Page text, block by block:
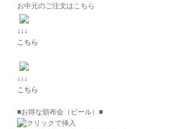
お中元のご注文はこちら
↓↓↓
こちら
↓↓↓
こちら
■お得な頒布会（ビール）■